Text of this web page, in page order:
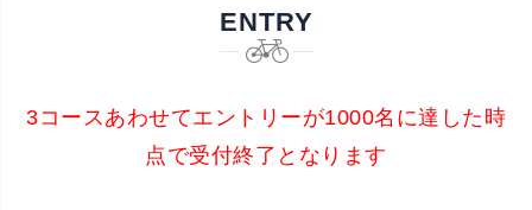
ENTRY
3コースあわせてエントリーが1000名に達した時
点で受付終了となります